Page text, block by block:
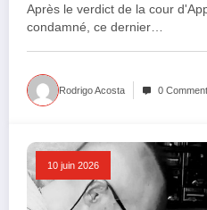
Après le verdict de la cour
condamné, ce dernier…
Rodrigo Acosta 0
10 juin 2026